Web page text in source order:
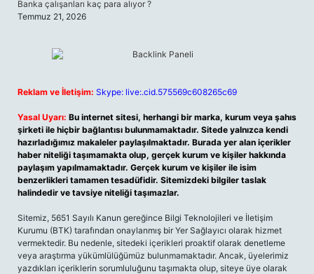
Banka çalışanları kaç para alıyor ?
Temmuz 21, 2026
Reklam ve İletişim: Skype: live:.cid.575569c608265c69
Yasal Uyarı: Bu internet sitesi, herhangi bir marka, kurum veya şahıs
şirketi ile hiçbir bağlantısı bulunmamaktadır. Sitede yalnızca kendi
hazırladığımız makaleler paylaşılmaktadır. Burada yer alan içerikler
haber niteliği taşımamakta olup, gerçek kurum ve kişiler hakkında
paylaşım yapılmamaktadır. Gerçek kurum ve kişiler ile isim
benzerlikleri tamamen tesadüfidir. Sitemizdeki bilgiler taslak
halindedir ve tavsiye niteliği taşımazlar.
Sitemiz, 5651 Sayılı Kanun gereğince Bilgi Teknolojileri ve İletişim
Kurumu (BTK) tarafından onaylanmış bir Yer Sağlayıcı olarak hizmet
vermektedir. Bu nedenle, sitedeki içerikleri proaktif olarak denetleme
veya araştırma yükümlülüğümüz bulunmamaktadır. Ancak, üyelerimiz
yazdıkları içeriklerin sorumluluğunu taşımakta olup, siteye üye olarak